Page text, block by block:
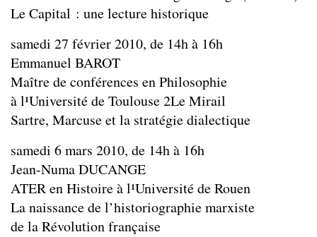
Le Capital : une lecture historique
samedi 27 février 2010, de 14h à 16h
Emmanuel BAROT
Maître de conférences en Philosophie
à l¹Université de Toulouse 2­Le Mirail
Sartre, Marcuse et la stratégie dialectique
samedi 6 mars 2010, de 14h à 16h
Jean-Numa DUCANGE
ATER en Histoire à l¹Université de Rouen
La naissance de l’historiographie marxiste
de la Révolution française